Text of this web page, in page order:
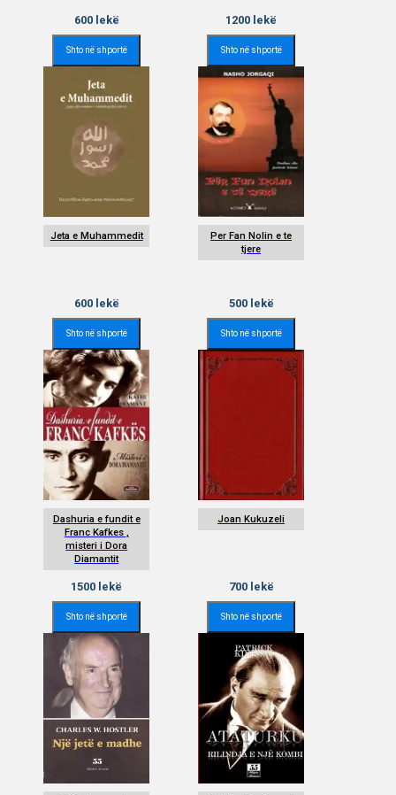
600lekë
Shto në shportë
1200 lekë
Shto në shportë
Jeta e Muhammedit
600lekë
Shto në shportë
Per Fan Nolin e te
tjere
500lekë
Shto në shportë
Dashuria e fundit e
Franc Kafkes ,
misteri i Dora
Diamantit
1500 lekë
Shto në shportë
Joan Kukuzeli
700lekë
Shto në shportë